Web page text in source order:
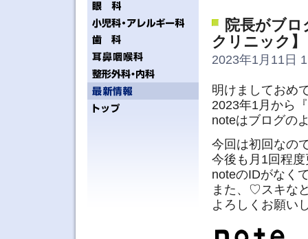
院長がブ
クリニック】
2023年1月11日
明けましておめ
2023年1月から
noteはブログの
今回は初回なの
今後も月1回程
noteのIDがなく
また、♡スキな
よろしくお願い